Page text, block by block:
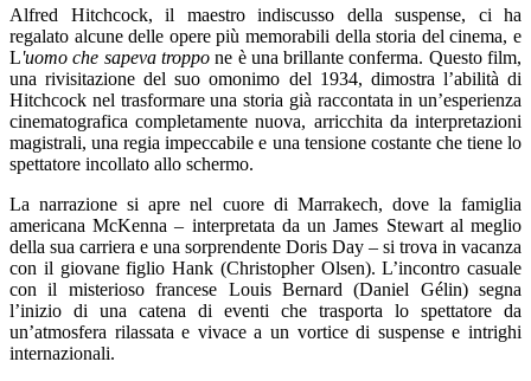
Alfred Hitchcock, il maestro indiscusso della suspense, ci ha
regalato alcune delle opere più memorabili della storia del cinema, e
L'uomo che sapeva troppone è una brillante conferma. Questo film,
una rivisitazione del suo omonimo del 1934, dimostra l’abilità di
Hitchcock nel trasformare una storia già raccontata in un’esperienza
cinematografica completamente nuova, arricchita da interpretazioni
magistrali, una regia impeccabile e una tensione costante che tiene lo
spettatore incollato allo schermo.
La narrazione si apre nel cuore di Marrakech, dove la famiglia
americana McKenna – interpretata da un James Stewart al meglio
della sua carriera e una sorprendente Doris Day – si trova in vacanza
con il giovane figlio Hank (Christopher Olsen). L’incontro casuale
con il misterioso francese Louis Bernard (Daniel Gélin) segna
l’inizio di una catena di eventi che trasporta lo spettatore da
un’atmosfera rilassata e vivace a un vortice di suspense e intrighi
internazionali.